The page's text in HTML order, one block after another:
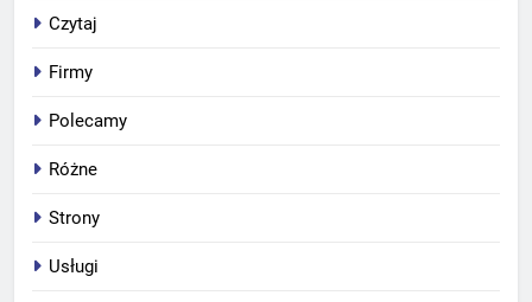
Czytaj
Firmy
Polecamy
Różne
Strony
Usługi